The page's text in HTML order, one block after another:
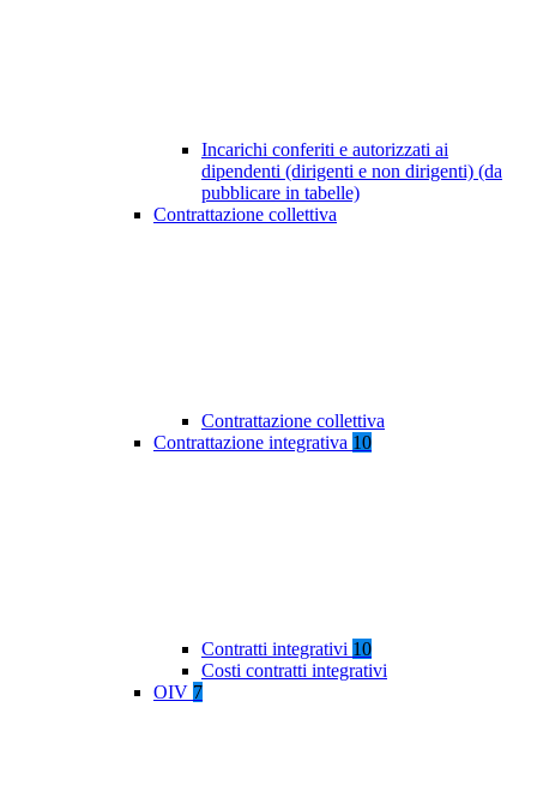
Incarichi conferiti e autorizzati ai
dipendenti (dirigenti e non dirigenti) (da
pubblicare in tabelle)
Contrattazione collettiva
Contrattazione collettiva
Contrattazione integrativa 10
Contratti integrativi 10
Costi contratti integrativi
OIV 7